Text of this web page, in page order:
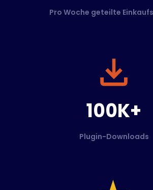
Pro Woche geteilte
100K+
Plugin-Downloads